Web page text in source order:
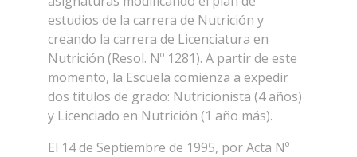
estudios de la carrera de Nutrición y
creando la carrera de Licenciatura en
Nutrición (Resol. Nº 1281). A partir de este
momento, la Escuela comienza a expedir
dos títulos de grado: Nutricionista (4 años)
y Licenciado en Nutrición (1 año más).
El 14 de Septiembre de 1995, por Acta Nº